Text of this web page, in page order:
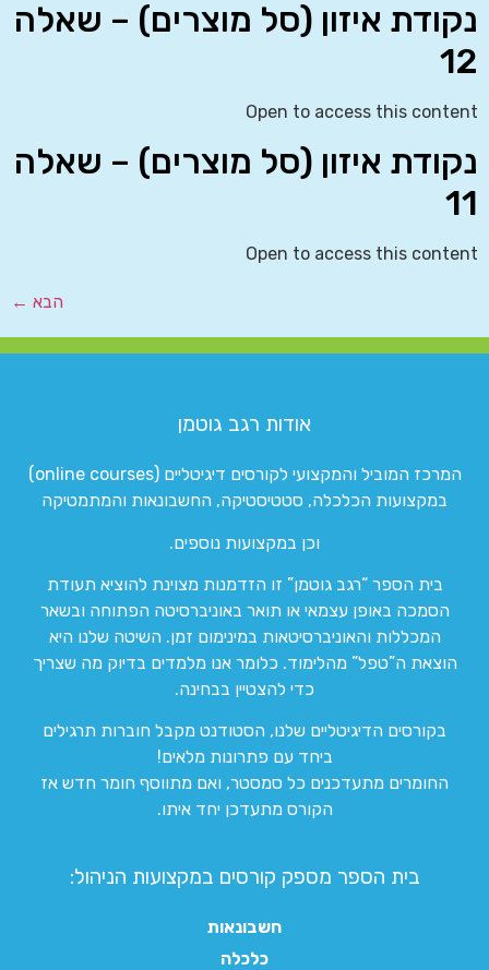
נקודת איזון (סל מוצרים) – שאלה
12
Open to access this content
נקודת איזון (סל מוצרים) – שאלה
11
Open to access this content
הבא ←
אודות רגב גוטמן
המרכז המוביל והמקצועי לקורסים דיגיטליים (online courses)
במקצועות הכלכלה, סטטיסטיקה, החשבונאות והמתמטיקה
וכן במקצועות נוספים.
בית הספר “רגב גוטמן” זו הזדמנות מצוינת להוציא תעודת
הסמכה באופן עצמאי או תואר באוניברסיטה הפתוחה ובשאר
המכללות והאוניברסיטאות במינימום זמן. השיטה שלנו היא
הוצאת ה”טפל” מהלימוד. כלומר אנו מלמדים בדיוק מה שצריך
כדי להצטיין בבחינה.
בקורסים הדיגיטליים שלנו, הסטודנט מקבל חוברות תרגילים
ביחד עם פתרונות מלאים!
החומרים מתעדכנים כל סמסטר, ואם מתווסף חומר חדש אז
הקורס מתעדכן יחד איתו.
בית הספר מספק קורסים במקצועות הניהול:
חשבונאות
כלכלה